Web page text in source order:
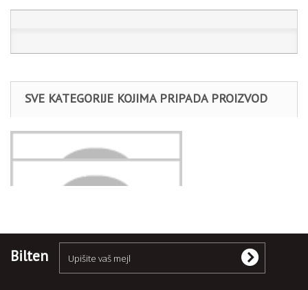
SVE KATEGORIJE KOJIMA PRIPADA PROIZVOD
Bilten